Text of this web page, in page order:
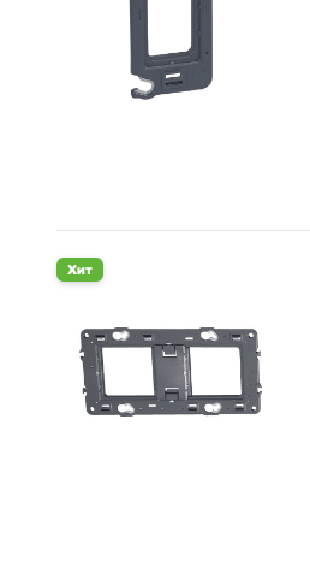
Хит